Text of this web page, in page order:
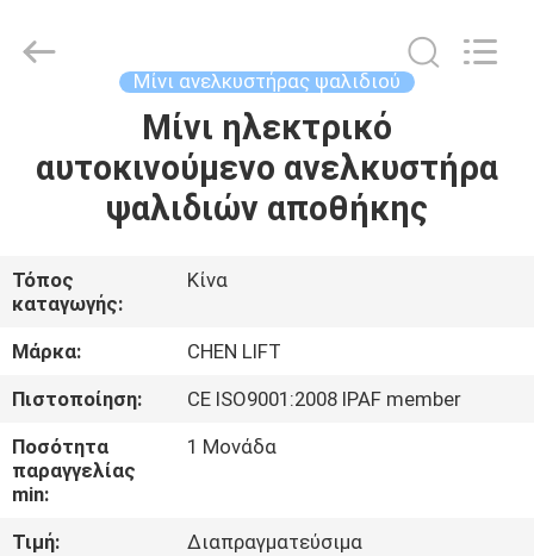
ΠΡΟΪΌΝΤΑ
ΣΧΕΤΙΚΆ
ΜΕ
ΕΜΆΣ
ΕΠΙΣΚΈΨΕΙΣ
ΣΤΟ
Μίνι ανελκυστήρας ψαλιδιού
Μίνι ηλεκτρικό
αυτοκινούμενο ανελκυστήρα
ψαλιδιών αποθήκης
Τόπος
καταγωγής:
Κίνα
Μάρκα:
CHEN LIFT
Πιστοποίηση:
CE ISO9001:2008 IPAF member
Ποσότητα
παραγγελίας
min:
1 Μονάδα
Τιμή:
Διαπραγματεύσιμα